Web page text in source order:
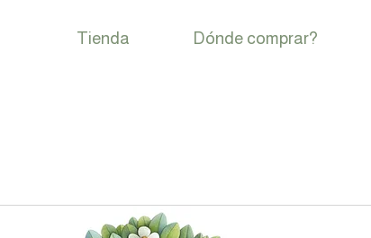
Tienda Dónde comprar?